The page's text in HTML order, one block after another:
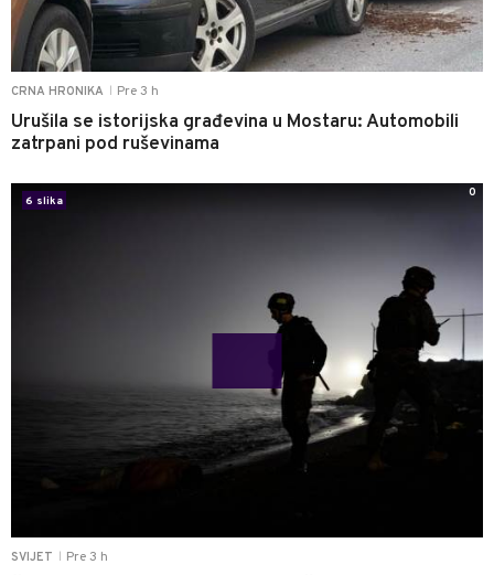
CRNA HRONIKA Pre 3 h
Urušila se istorijska građevina u Mostaru: Automobili
zatrpani pod ruševinama
SVIJET Pre 3 h
6 slika
0